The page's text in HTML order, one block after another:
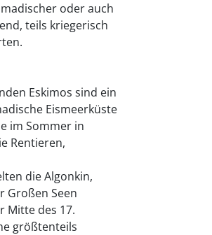
oder auch
teils kriegerisch
Eskimos sind ein
Eismeerküste
im Sommer in
Rentieren,
die Algonkin,
Großen Seen
Mitte des 17.
größtenteils